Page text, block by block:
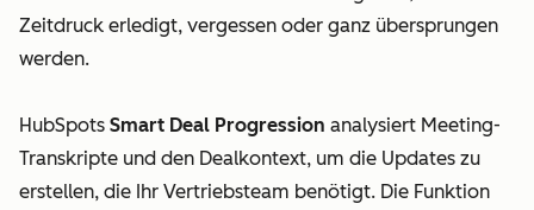
Zeitdruck erledigt, vergessen oder ganz übersprungen
werden.
HubSpots Smart Deal Progression analysiert Meeting-
Transkripte und den Dealkontext, um die Updates zu
erstellen, die Ihr Vertriebsteam benötigt. Die Funktion